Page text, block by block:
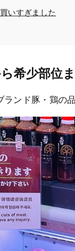
いすぎました
希少部位
ンド豚・鶏の